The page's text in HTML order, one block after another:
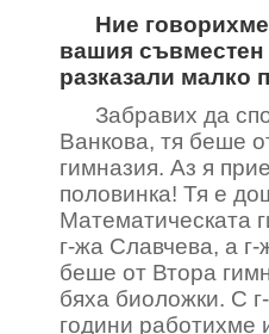
Ние
вашия съвместен
разказали малко
Забравих да
Ванкова, тя беше
гимназия. Аз я
половинка! Тя е
Математическата
г-жа Славчева, а
беше от Втора
бяха биоложки. С
години работихме